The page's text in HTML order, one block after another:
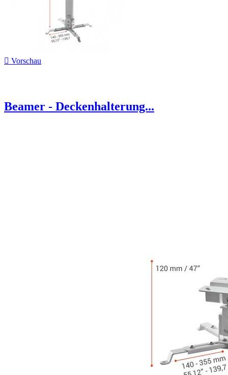
 Vorschau
Beamer - Deckenhalterung...